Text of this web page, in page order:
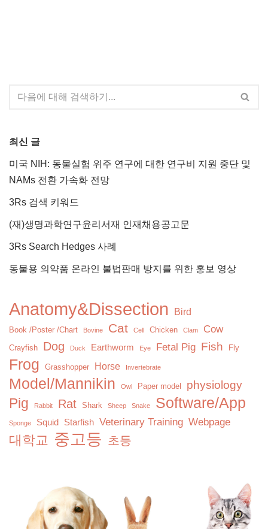
최신 글
미국 NIH: 동물실험 위주 연구에 대한 연구비 지원 중단 및
NAMs 전환 가속화 전망
3Rs 검색 키워드
(재)생명과학연구윤리서재 인재채용공고문
3Rs Search Hedges 사례
동물용 의약품 온라인 불법판매 방지를 위한 홍보 영상
Anatomy&Dissection Bird
Book /Poster /Chart Bovine Cat Cell Chicken Clam Cow
Crayfish Dog Duck Earthworm Eye Fetal Pig Fish Fly
Frog Grasshopper Horse Invertebrate
Model/Mannikin Owl Paper model physiology
Pig Rabbit Rat Shark Sheep Snake Software/App
Sponge Squid Starfish Veterinary Training Webpage
대학교 중고등 초등